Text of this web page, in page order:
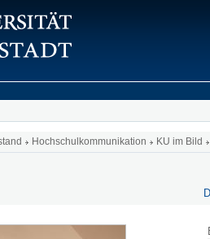
Hochschulkommunikation KU im Bild